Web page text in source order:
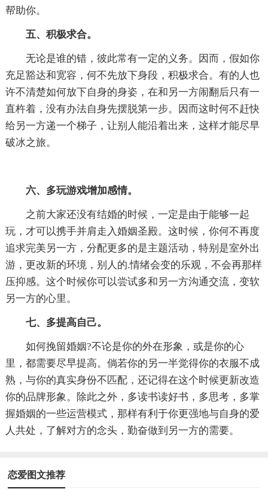
帮助你。
五、积极求合。
无论是谁的错，彼此常有一定的义务。因而，假如你
充足豁达和宽容，何不先放下身段，积极求合。有的人也
许不清楚如何放下自身的身姿，在和另一方闹翻后只有一
直杵着，没有办法自身先摆脱第一步。因而这时何不赶快
给另一方递一个梯子，让别人能沿着出来，这样才能尽早
破冰之旅。
六、多玩游戏增加感情。
之前大家还没有结婚的时候，一定是由于能够一起
玩，才可以携手并肩走入婚姻圣殿。这时候，你何不再度
追求完美另一方，分配更多的是主题活动，特别是室外出
游，更改新的环境，别人的.情绪会变的乐观，不会再那样
压抑感。这个时候你可以尝试多和另一方沟通交流，变软
另一方的心里。
七、多提高自己。
如何挽留婚姻?不论是你的外在形象，或是你的心
里，都需要尽早提高。倘若你的另一半觉得你的衣服不成
熟，与你的真实身份不匹配，还记得在这个时候更新改造
你的品牌形象。除此之外，多读书读好书，多思考，多掌
握婚姻的一些运营模式，那样有利于你更强地与自身的爱
人共处，了解对方的念头，勤奋做到另一方的需要。
恋爱图文推荐